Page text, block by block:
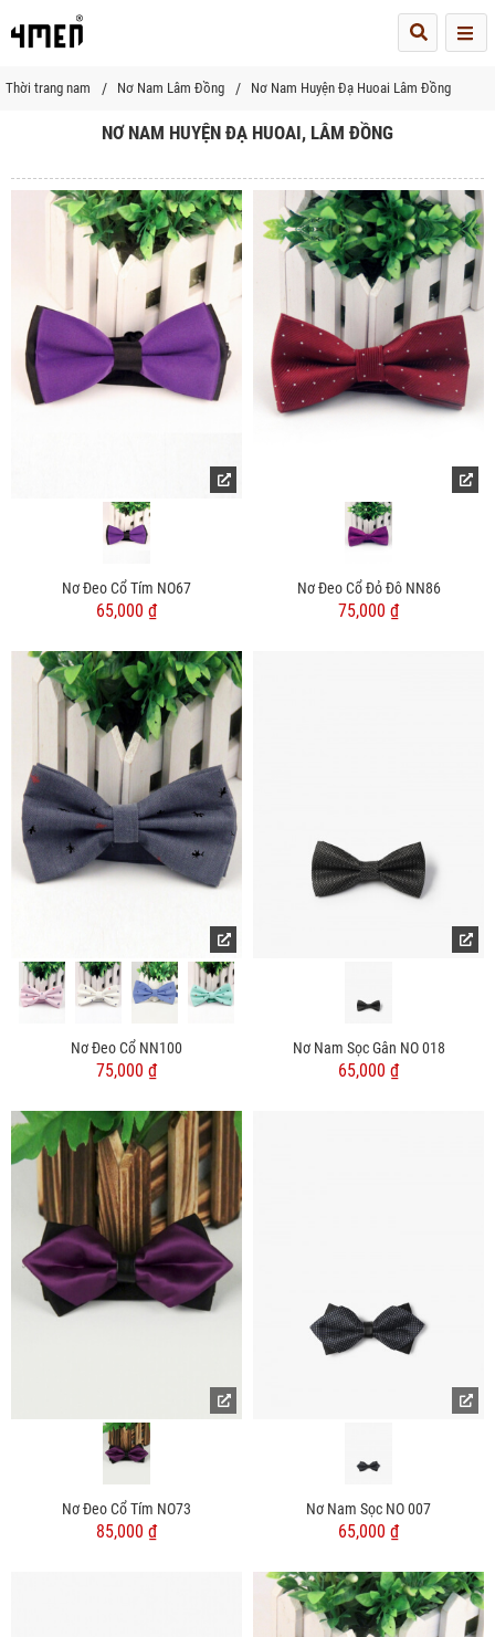
Thời trang nam Nơ Nam Lâm Đồng Nơ Nam Huyện Đạ Huoai Lâm Đồng
NƠ NAM HUYỆN ĐẠ HUOAI, LÂM ĐỒNG
Nơ Đeo Cổ Tím NO67
65,000 ₫
Nơ Đeo Cổ Đỏ Đô NN86
75,000 ₫
Nơ Đeo Cổ NN100
75,000 ₫
Nơ Nam Sọc Gân NO 018
65,000 ₫
Nơ Đeo Cổ Tím NO73
85,000 ₫
Nơ Nam Sọc NO 007
65,000 ₫